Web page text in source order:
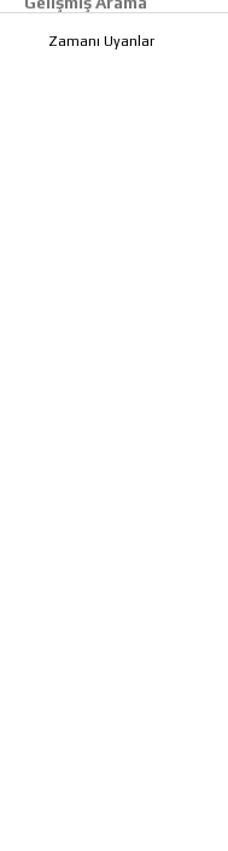
Zamanı Uyanlar